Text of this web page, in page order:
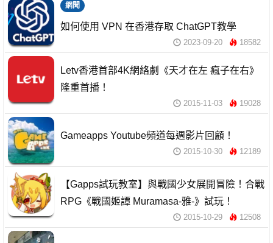
網聞
如何使用 VPN 在香港存取 ChatGPT教學
2023-09-20 18582
Letv香港首部4K網絡劇《天才在左 瘋子在右》
隆重首播！
2015-11-03 19028
Gameapps Youtube頻道每週影片回顧！
2015-10-30 12189
【Gapps試玩教室】與戰國少女展開冒險！合戰
RPG《戰國姬譚 Muramasa-雅-》試玩！
2015-10-29 12508